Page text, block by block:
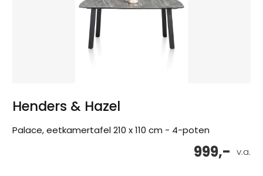
Henders & Hazel
Palace, eetkamertafel 210 x 110 cm - 4-poten
v.a.
999,-